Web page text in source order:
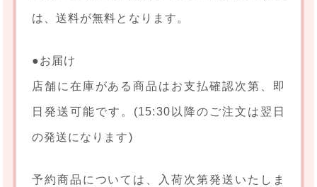
は、送料が無料となります。
●お届け
店舗に在庫がある商品はお支払確認次第、即
日発送可能です。(15:30以降のご注文は翌日
の発送になります)
予約商品については、入荷次第発送いたしま